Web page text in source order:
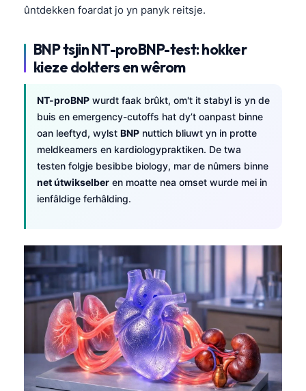
ûntdekken foardat jo yn panyk reitsje.
BNP tsjin NT-proBNP-test: hokker
kieze dokters en wêrom
NT-proBNP wurdt faak brûkt, om't it stabyl is yn de
buis en emergency-cutoffs hat dy’t oanpast binne
oan leeftyd, wylst BNP nuttich bliuwt yn in protte
meldkeamers en kardiologypraktiken. De twa
testen folgje besibbe biology, mar de nûmers binne
net útwikselber en moatte nea omset wurde mei in
ienfâldige ferhâlding.